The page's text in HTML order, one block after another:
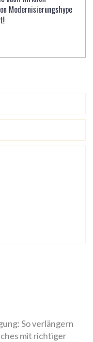
Modernisierungshype
So verlängern
mit richtiger